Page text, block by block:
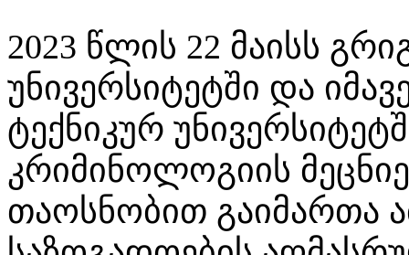
2023 წლის 22 მაისს
უნივერსიტეტში და
ტექნიკურ
კრიმინოლოგიის
თაოსნობით გაიმართა